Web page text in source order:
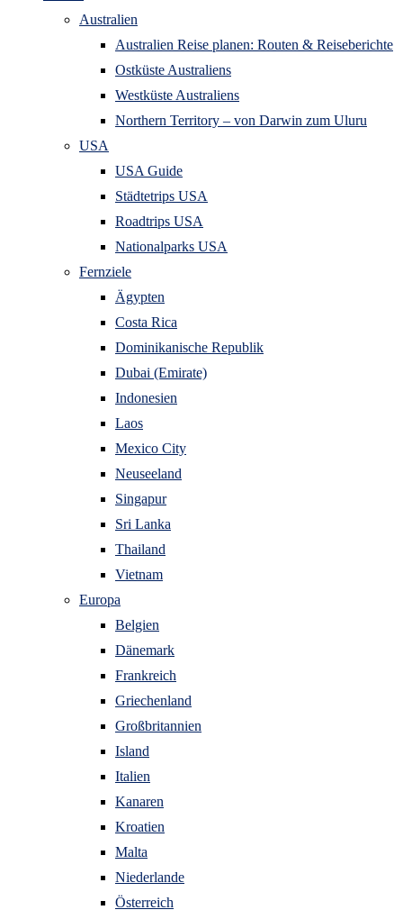
Australien
Australien Reise planen: Routen & Reiseberichte
Ostküste Australiens
Westküste Australiens
Northern Territory – von Darwin zum Uluru
USA
USA Guide
Städtetrips USA
Roadtrips USA
Nationalparks USA
Fernziele
Ägypten
Costa Rica
Dominikanische Republik
Dubai (Emirate)
Indonesien
Laos
Mexico City
Neuseeland
Singapur
Sri Lanka
Thailand
Vietnam
Europa
Belgien
Dänemark
Frankreich
Griechenland
Großbritannien
Island
Italien
Kanaren
Kroatien
Malta
Niederlande
Österreich